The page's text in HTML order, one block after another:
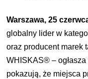
Warszawa, 25
globalny lider w
oraz producent marek
WHISKAS® –
pokazują, że miejsca